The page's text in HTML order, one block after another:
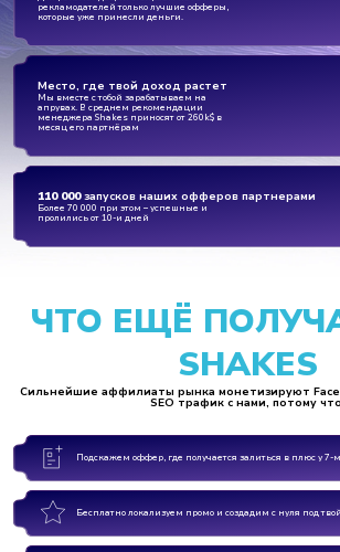
рекламодателей только лучшие офферы,
которые уже принесли деньги.
Место, где твой доход растет
Мы вместе с тобой зарабатываем на
апрувах. В среднем рекомендации
менеджера Shakes приносят от 260k$ в
месяц его партнёрам
110 000запусков наших офферов партнерами
Более 70 000 при этом – успешные и
пролились от 10-и дней
ЧТО ЕЩЁ
SHAKES
Сильнейшие аффилиаты рынка монетизируют
SEO трафик с нами, потому
Подскажем оффер, где получается залиться в плюс у 7-
Бесплатно локализуем промо и создадим с нуля под